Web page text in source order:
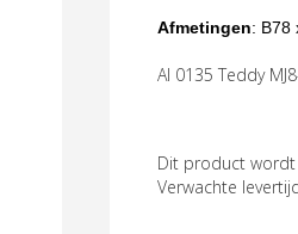
Afmetingen: B78
AI 0135 Teddy
Dit product
Verwachte